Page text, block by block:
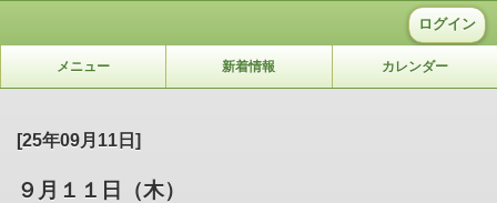
ログイン
メニュー 新着情報 カレンダー
[25年09月11日]
９月１１日（木）